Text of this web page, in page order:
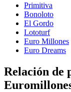
Primitiva
Bonoloto
El Gordo
Lototurf
Euro Millones
Euro Dreams
Relación de